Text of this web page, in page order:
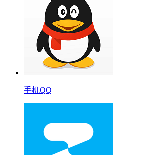
手机QQ